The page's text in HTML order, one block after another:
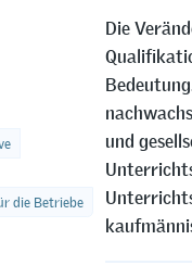
die Betriebe
Die
und